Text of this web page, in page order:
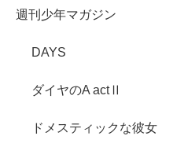
週刊少年マガジン
DAYS
ダイヤのA actⅡ
ドメスティックな彼女